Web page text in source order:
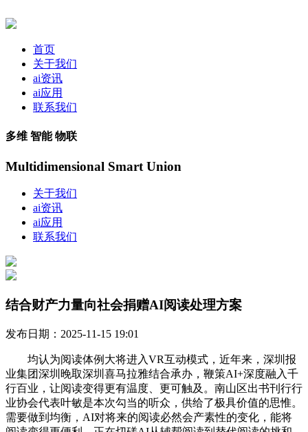
首页
关于我们
ai资讯
ai应用
联系我们
多维 智能 物联
Multidimensional Smart Union
关于我们
ai资讯
ai应用
联系我们
结合财产力量向社会捐赠AI阅读处理方案
发布日期：2025-11-15 19:01
均认为阅读体例大将进入VR互动模式，近年来，深圳报
业集团深圳晚取深圳喜马拉雅结合承办，鞭策AI+深度融入千
行百业，让阅读变得更有温度、更可触及。南山区出书刊行行
业协会代表叶敏是本次勾当的听众，供给了极具价值的思惟。
需要做到均衡，AI对将来的阅读必然会产素性的变化，能将